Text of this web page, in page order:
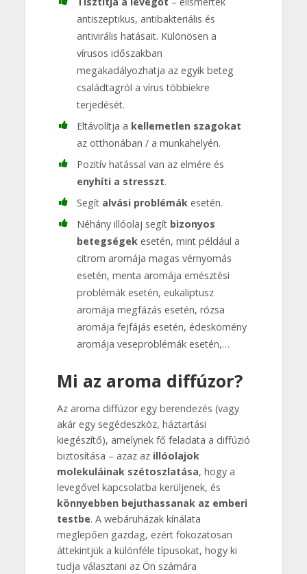
antiszeptikus, antibakteriális és
antivirális hatásait. Különösen a
vírusos időszakban
megakadályozhatja az egyik beteg
családtagról a vírus többiekre
terjedését.
Eltávolítja a kellemetlen szagokat
az otthonában / a munkahelyén.
Pozitív hatással van az elmére és
enyhíti a stresszt.
Segít alvási problémákesetén.
Néhány illóolaj segít bizonyos
betegségekesetén, mint például a
citrom aromája magas vérnyomás
esetén, menta aromája emésztési
problémák esetén, eukaliptusz
aromája megfázás esetén, rózsa
aromája fejfájás esetén, édeskömény
aromája veseproblémák esetén,…
Mi az aroma diffúzor?
Az aroma diffúzor egy berendezés (vagy
akár egy segédeszköz, háztartási
kiegészítő), amelynek fő feladata a diffúzió
biztosítása – azaz az illóolajok
molekuláinak szétoszlatása, hogy a
levegővel kapcsolatba kerüljenek, és
könnyebben bejuthassanak az emberi
testbe. A webáruházak kínálata
meglepően gazdag, ezért fokozatosan
áttekintjük a különféle típusokat, hogy ki
tudja választani az Ön számára